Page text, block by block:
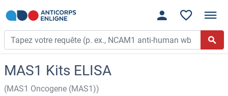
MAS1 Kits ELISA
(MAS1 Oncogene (MAS1))